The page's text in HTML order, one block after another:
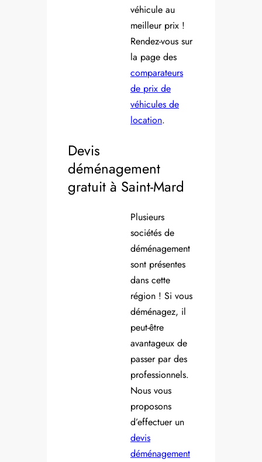
véhicule au
meilleur prix !
Rendez-vous sur
la page des
comparateurs
de prix de
véhicules de
location.
Devis
déménagement
gratuit à Saint-Mard
Plusieurs
sociétés de
déménagement
sont présentes
dans cette
région ! Si vous
déménagez, il
peut-être
avantageux de
passer par des
professionnels.
Nous vous
proposons
d’effectuer un
devis
déménagement